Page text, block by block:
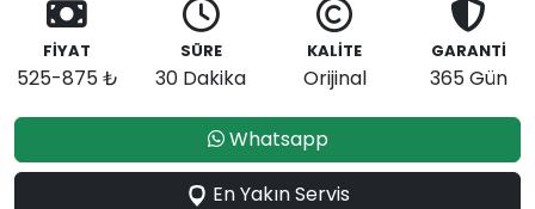
FİYAT
525-875 ₺
SÜRE
30 Dakika
KALİTE
Orijinal
GARANTİ
365 Gün
Whatsapp
En Yakın Servis